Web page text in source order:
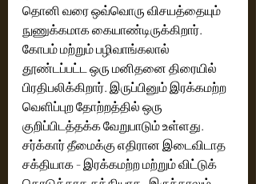
தொனி வரை ஒவ்வொரு விசயத்தையும்
நுணுக்கமாக கையாண்டிருக்கிறார்.
கோபம் மற்றும் பழிவாங்கலால்
தூண்டப்பட்ட ஒரு மனிதனை திரையில்
பிரதிபலிக்கிறார். இருப்பினும் இரக்கமற்ற
வெளிப்புற தோற்றத்தில் ஒரு
குறிப்பிடத்தக்க வேறுபாடும் உள்ளது.
சர்க்கார் தீமைக்கு எதிரான இடைவிடாத
சக்தியாக - இரக்கமற்ற மற்றும் விட்டுக்